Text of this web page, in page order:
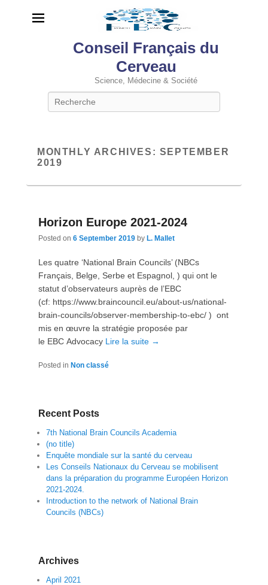
Conseil Français du
Cerveau
Science, Médecine & Société
MONTHLY ARCHIVES: SEPTEMBER
2019
Horizon Europe 2021-2024
Posted on 6 September 2019 by L. Mallet
Les quatre ‘National Brain Councils’ (NBCs
Français, Belge, Serbe et Espagnol, ) qui ont le
statut d’observateurs auprès de l’EBC
(cf: https://www.braincouncil.eu/about-us/national-
brain-councils/observer-membership-to-ebc/ ) ont
mis en œuvre la stratégie proposée par
le EBC Advocacy Lire la suite →
Posted in Non classé
Recent Posts
7th National Brain Councils Academia
(no title)
Enquête mondiale sur la santé du cerveau
Les Conseils Nationaux du Cerveau se mobilisent
dans la préparation du programme Européen Horizon
2021-2024.
Introduction to the network of National Brain
Councils (NBCs)
Archives
April 2021